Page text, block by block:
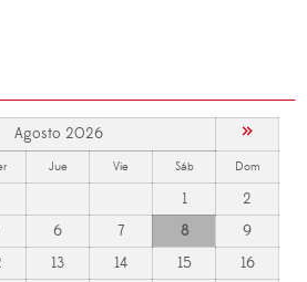
Agosto 2026 »
Jue Vie Sáb Dom
1
2
6 7 8
9
13 14 15
16